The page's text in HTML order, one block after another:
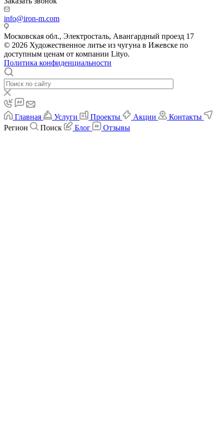
info@iron-m.com
Московская обл., Электросталь, Авангардный проезд 17
© 2026 Художественное литье из чугуна в Ижевске по
доступным ценам от компании Lityo.
Политика конфиденциальности
Главная Услуги Проекты Акции
Контакты
Регион
Поиск Блог Отзывы